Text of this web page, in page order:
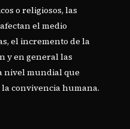
o religiosos, las
el medio
el incremento de la
y en general las
nivel mundial que
convivencia humana.